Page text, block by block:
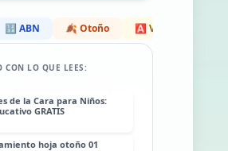
🔢 ABN 🍂 Otoño 🅰️ Vocales
CON LO QUE LEES:
de la Cara para Niños:
GRATIS
hoja otoño 01